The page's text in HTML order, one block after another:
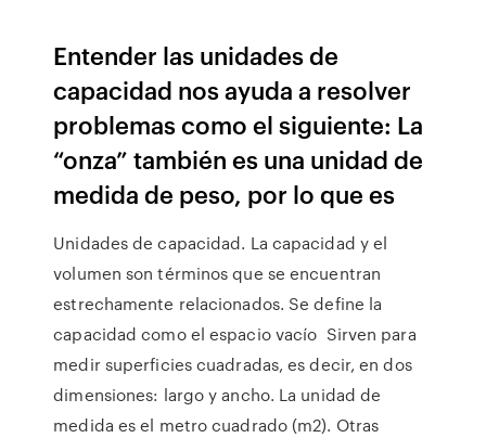
Entender las unidades de
capacidad nos ayuda a resolver
problemas como el siguiente: La
“onza” también es una unidad de
medida de peso, por lo que es
Unidades de capacidad. La capacidad y el
volumen son términos que se encuentran
estrechamente relacionados. Se define la
capacidad como el espacio vacío Sirven para
medir superficies cuadradas, es decir, en dos
dimensiones: largo y ancho. La unidad de
medida es el metro cuadrado (m2). Otras